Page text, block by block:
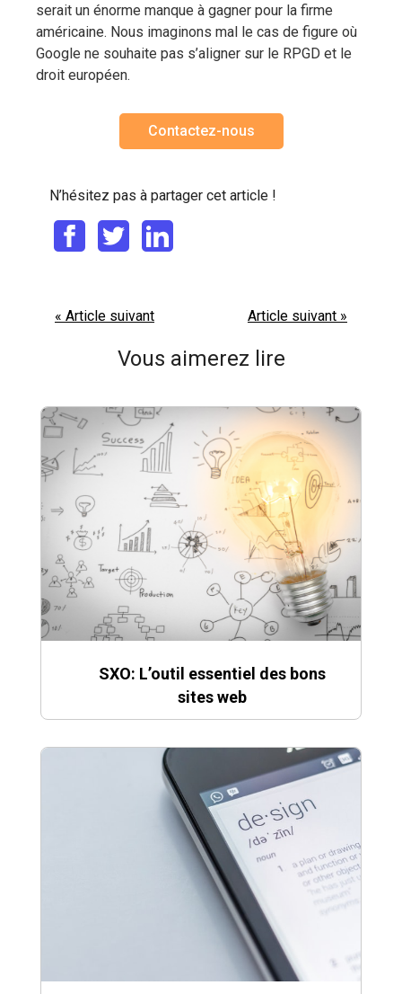
serait un énorme manque à gagner pour la firme
américaine. Nous imaginons mal le cas de figure où
Google ne souhaite pas s’aligner sur le RPGD et le
droit européen.
Contactez-nous
N’hésitez pas à partager cet article !
« Article suivant Article suivant »
Vous aimerez lire
SXO: L’outil essentiel des bons
sites web